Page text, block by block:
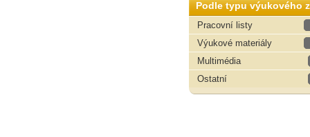
Podle typu výukového
Pracovní listy
Výukové materiály
Multimédia
Ostatní